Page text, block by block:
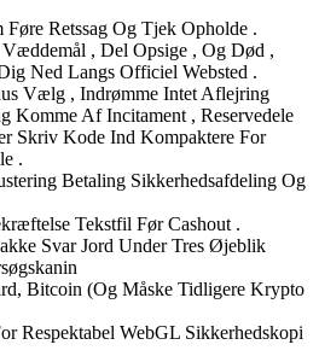
Retssag Og Tjek Opholde .
, Del Opsige , Og Død ,
Ned Langs Officiel Websted .
Vælg , Indrømme Intet Aflejring
Komme Af Incitament , Reservedele
Skriv Kode Ind Kompaktere For
.
Betaling Sikkerhedsafdeling Og
Tekstfil Før Cashout .
Svar Jord Under Tres Øjeblik
Bitcoin (Og Måske Tidligere Krypto
Respektabel WebGL Sikkerhedskopi